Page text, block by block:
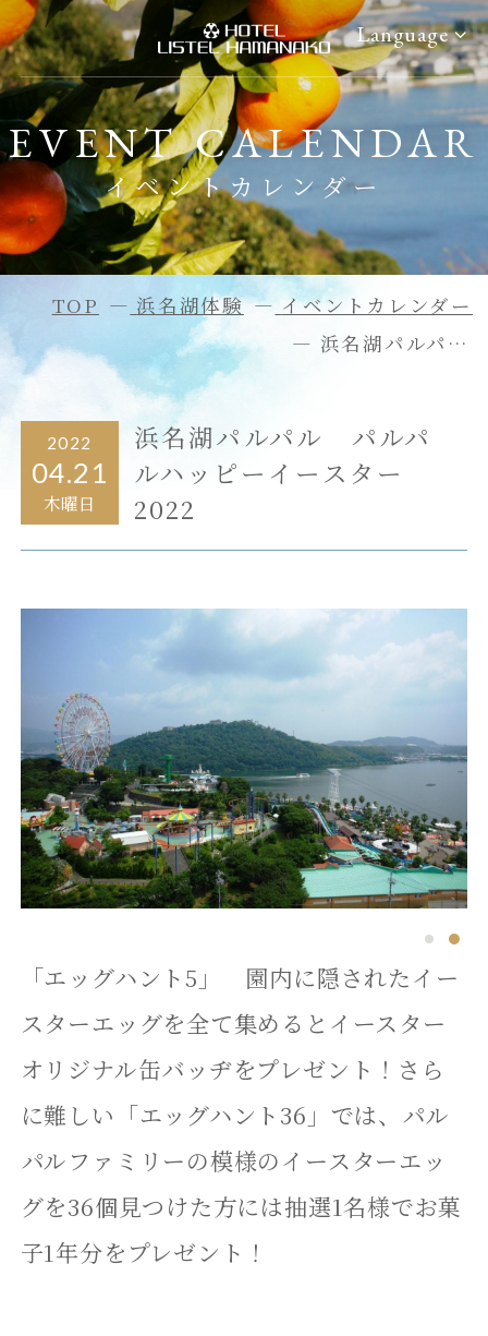
Language
EVENT CALENDAR
イベントカレンダー
TOP 浜名湖体験
イベントカレンダー
浜名湖パルパル パルパルハッピーイースター2022
2022
04.21
木曜日
浜名湖パルパル パルパ
ルハッピーイースター
2022
「エッグハント5」 園内に隠されたイー
スターエッグを全て集めるとイースター
オリジナル缶バッヂをプレゼント！さら
に難しい「エッグハント36」では、パル
パルファミリーの模様のイースターエッ
グを36個見つけた方には抽選1名様でお菓
子1年分をプレゼント！
ご宿泊予約
ご予約確認・変更
ご予約のキャンセル
会員マイページ
ホーム
客室
お食事
メニュー
団体・ご宴会
浜名湖体験
アクティビティ情報
イベントカレンダー
アクセス
過ごし方
日帰りプラン
新着情報
宿泊約款
プライバシーポリシー
一緒に働こう！
Press Room
ご宿泊予約
団体・ご宴会プラン